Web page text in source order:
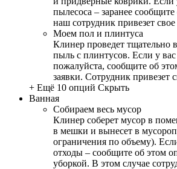
пылесоса – заранее сообщите
наш сотрудник привезет
Моем пол и плинтуса
Клинер проведет тщательно
пыль с плинтусов. Если у
пожалуйста, сообщите об
заявки. Сотрудник привезет
+ Ещё 10 опций Скрыть
Ванная
Собираем весь мусор
Клинер соберет мусор в
в мешки и вынесет в
ограничения по объему).
отходы – сообщите об этом
уборкой. В этом случае